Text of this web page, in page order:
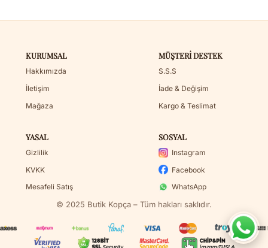
KURUMSAL
Hakkımızda
İletişim
Mağaza
MÜŞTERI DESTEK
S.S.S
İade & Değişim
Kargo & Teslimat
YASAL
Gizlilik
KVKK
Mesafeli Satış
SOSYAL
Instagram
Facebook
WhatsApp
© 2025 Butik Kopça – Tüm hakları saklıdır.